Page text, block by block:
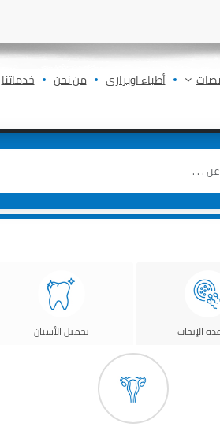
أطباء اوبرازى من نحن خدماتنا
تجميل الأسنان الإنجاب